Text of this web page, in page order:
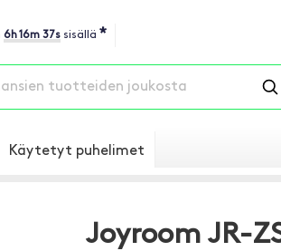
6h 16m 36s sisällä *
Käytetyt puhelimet
Joyroom JR-